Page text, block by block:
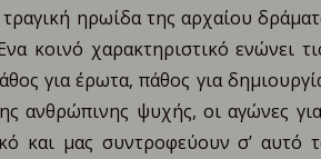
ηρωίδα της αρχαίου
κοινό χαρακτηριστικό ενώνει
για έρωτα, πάθος για
ανθρώπινης ψυχής, οι αγώνες
και μας συντροφεύουν σ’ αυτό